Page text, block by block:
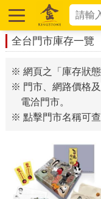
全台門市庫存一覽
※ 網頁之「庫存狀態
※ 門市、網路價格
電洽門市。
※ 點擊門市名稱可查